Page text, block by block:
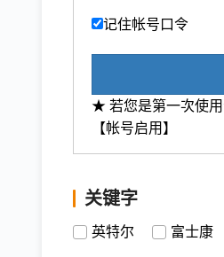
记住帐号口令
★ 若您是第一次使
【帐号启用】
关键字
英特尔 富士康